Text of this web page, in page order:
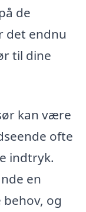
de
det endnu
til dine
kan være
ofte
indtryk.
en
og